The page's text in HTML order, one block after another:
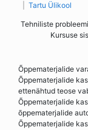
Tartu Ülikool
Tehniliste
Kursuse
Õppematerjalide
Õppematerjalide
ettenähtud teose
Õppematerjalide
õppematerjalide
Õppematerjalide